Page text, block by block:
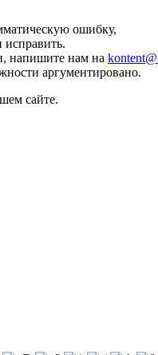
ошибку,
напишите нам на
аргументировано.
сайте.